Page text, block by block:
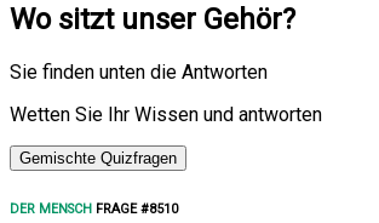
Wo sitzt unser Gehör?
Sie finden unten die Antworten
Wetten Sie Ihr Wissen und antworten
Gemischte Quizfragen
DER MENSCH FRAGE #8510